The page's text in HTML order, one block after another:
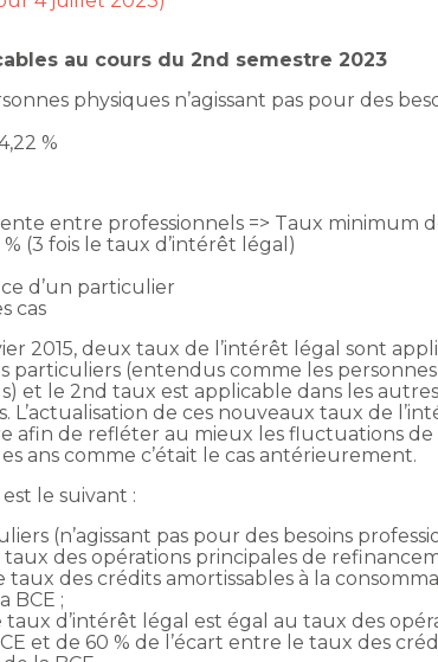
au cours du 2nd semestre 2023
physiques n’agissant pas pour des
%
entre professionnels => Taux minimum
(3 fois le taux d’intérêt légal)
d’un particulier
cas
2015, deux taux de l’intérêt légal sont
particuliers (entendus comme les personnes
et le 2nd taux est applicable dans les autres
de ces nouveaux taux de
afin de refléter au mieux les fluctuations de
ans comme c’était le cas antérieurement.
le suivant :
(n’agissant pas pour des besoins
des opérations principales de
taux des crédits amortissables à la
BCE ;
taux d’intérêt légal est égal au taux des
et de 60 % de l’écart entre le taux des